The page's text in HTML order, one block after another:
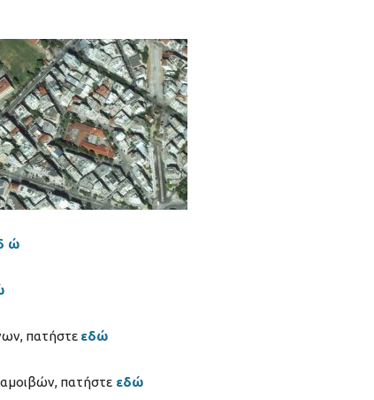
ώ
πατήστε εδώ
πατήστε εδώ